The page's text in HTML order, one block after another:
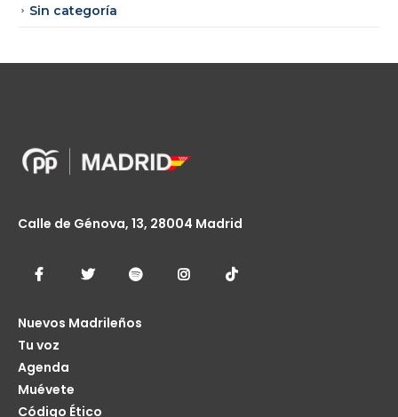
Sin categoría
Calle de Génova, 13, 28004 Madrid
Nuevos Madrileños
Tu voz
Agenda
Muévete
Código Ético